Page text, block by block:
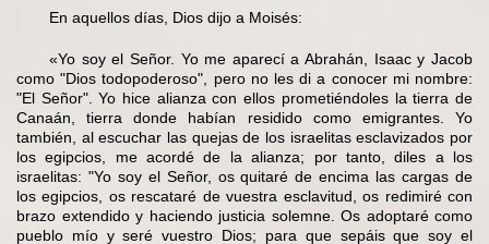
En aquellos días, Dios dijo a Moisés:
«Yo soy el Señor. Yo me aparecí a Abrahán, Isaac y Jacob
como "Dios todopoderoso", pero no les di a conocer mi nombre:
"El Señor". Yo hice alianza con ellos prometiéndoles la tierra de
Canaán, tierra donde habían residido como emigrantes. Yo
también, al escuchar las quejas de los israelitas esclavizados por
los egipcios, me acordé de la alianza; por tanto, diles a los
israelitas: "Yo soy el Señor, os quitaré de encima las cargas de
los egipcios, os rescataré de vuestra esclavitud, os redimiré con
brazo extendido y haciendo justicia solemne. Os adoptaré como
pueblo mío y seré vuestro Dios; para que sepáis que soy el